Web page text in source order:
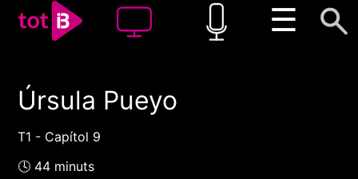
☰
00:00 00:00
Úrsula Pueyo
T1 - Capítol 9
🕓 44 minuts